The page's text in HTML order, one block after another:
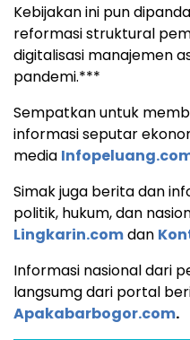
Kebijakan ini pun
reformasi struktural
digitalisasi manajemen
pandemi.***
Sempatkan untuk
informasi seputar
media
Simak juga berita dan
politik, hukum, dan
Lingkarin.comdan
Informasi nasional dari
langsumg dari portal
Apakabarbogor.com.